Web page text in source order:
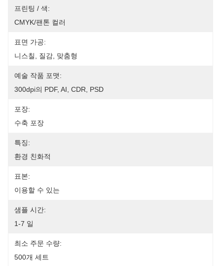
프린팅 / 색:
CMYK/팬톤 컬러
표면 가공:
니스칠, 질감, 맞춤형
예술 작품 포맷:
300dpi의 PDF, AI, CDR, PSD
포장:
수축 포장
특징:
환경 친화적
표본:
이용할 수 있는
샘플 시간:
1-7 일
최소 주문 수량:
500개 세트